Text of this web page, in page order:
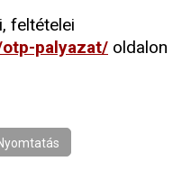
feltételei
palyazat/ oldalon